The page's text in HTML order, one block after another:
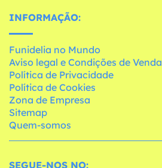
INFORMAÇÃO:
Funidelia no Mundo
Aviso legal e Condições de Venda
Política de Privacidade
Política de Cookies
Zona de Empresa
Sitemap
Quem-somos
SEGUE-NOS NO: